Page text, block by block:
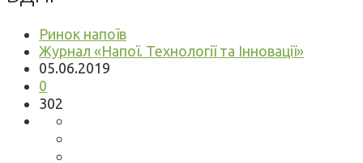
Ринок напоїв
Журнал «Напої. Технології та Інновації»
05.06.2019
0
302